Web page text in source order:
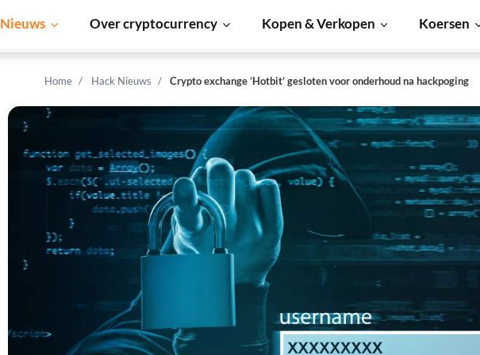
Nieuws Over cryptocurrency Kopen & Verkopen Koersen
Home Hack Nieuws Crypto exchange ‘Hotbit’ gesloten voor onderhoud na hackpoging